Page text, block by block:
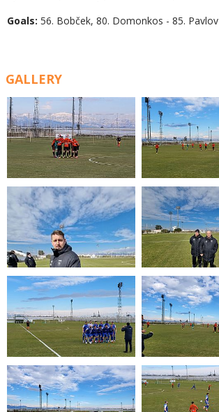
Goals: 56. Bobček, 80. Domonkos - 85. Pavlov
GALLERY